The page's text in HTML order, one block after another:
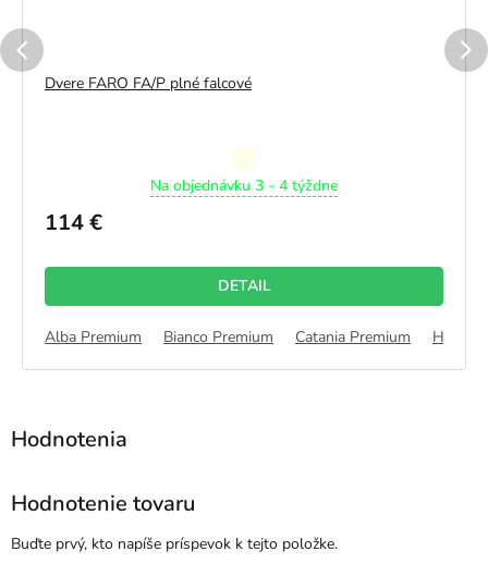
CPL Dub Polárny CPL Jaseň CPL
Dvere FARO FA/P plné falcové
hodnotenie
z
5
hviezdičiek.
Na objednávku 3 - 4 týždne
114 €
DETAIL
Alba Premium Bianco Premium Catania Premium Halifax
Hodnotenie tovaru
Buďte prvý, kto napíše príspevok k tejto položke.